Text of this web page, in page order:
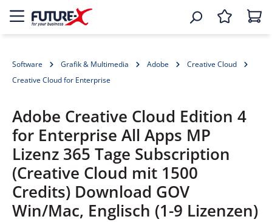
Software Grafik & Multimedia Adobe
Creative Cloud
Creative Cloud for Enterprise
Adobe Creative Cloud Edition 4
for Enterprise All Apps MP
Lizenz 365 Tage Subscription
(Creative Cloud mit 1500
Credits) Download GOV
Win/Mac, Englisch (1-9 Lizenzen)